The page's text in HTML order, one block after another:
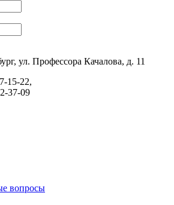
ул. Профессора Качалова, д. 11
15-22,
37-09
вопросы